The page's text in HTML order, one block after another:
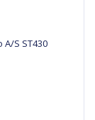
S ST430